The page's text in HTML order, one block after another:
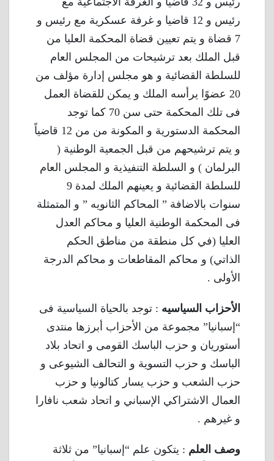
رئيس و 12 قاضيا و غرفة عسكرية مع رئيس و
7 قضاة و يتم تعيين قضاة المحكمة العليا من
قبل الملك بعد ترشيحات من المجلس العام
للسلطة القضائية و هو مجلس إدارة مؤلف من
20 عضوًا يرأسه الملك و يمكن للقضاة العمل
فى تلك المحكمة حتى سن 70 كما توجد
المحكمة الدستورية و المكونة من من 12 قاضياً
و يتم ترشيحهم من قبل الجمعية الوطنية (
البرلمان ) و السلطة التنفيذية و المجلس العام
للسلطة القضائية و يعينهم الملك لمدة 9
سنوات بالاضافة ” المحاكم الثانويه ” و المتمثلة
فى المحكمة الوطنية العليا و محاكم العدل
العليا (في كل منطقة من مناطق الحكم
الذاتي) و محاكم المقاطعات و محاكم الدرجة
الأولى .
الأحزاب السياسيه : توجد بالحياة السياسية فى
“إسبانيا” مجموعة من الأحزاب أبرزها منتدى
أستوريان و حزب الباسك القومى و اتحاد بلاد
الباسك و حزب التسوية و التحالف الشيوعى و
حزب الشعب و حزب يسار كتالونيا و حزب
العمال الاشتراكي الإسباني و اتحاد شعب نافارا
و غيرهم .
وصف العلم : يتكون علم “إسبانيا” من ثلاثة